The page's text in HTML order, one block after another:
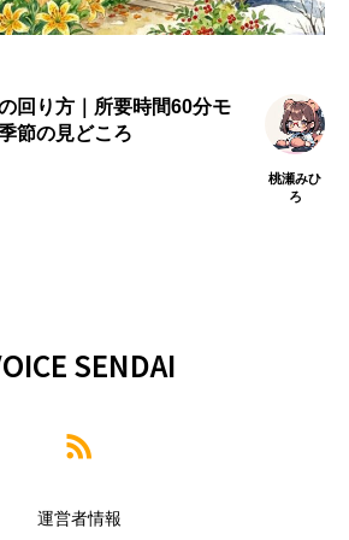
回り方｜所要時間60分モ
節の見どころ
桃瀬みひ
ろ
SENDAI
運営者情報